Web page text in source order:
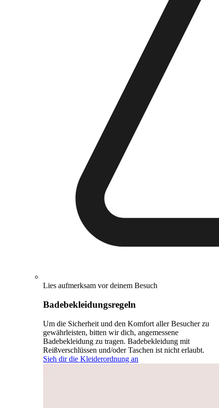
Lies aufmerksam vor deinem Besuch
Badebekleidungsregeln
Um die Sicherheit und den Komfort aller Besucher zu
gewährleisten, bitten wir dich, angemessene
Badebekleidung zu tragen. Badebekleidung mit
Reißverschlüssen und/oder Taschen ist nicht erlaubt.
Sieh dir die Kleiderordnung an